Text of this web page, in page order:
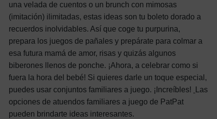
una velada de cuentos o un brunch con mimosas
(imitación) ilimitadas, estas ideas son tu boleto dorado a
recuerdos inolvidables. Así que coge tu purpurina,
prepara los juegos de pañales y prepárate para colmar a
esa futura mamá de amor, risas y quizás algunos
biberones llenos de ponche. ¡Ahora, a celebrar como si
fuera la hora del bebé! Si quieres darle un toque especial,
puedes usar conjuntos familiares a juego. ¡Increíbles!
Las
opciones de atuendos familiares a juego de PatPat
pueden brindarte ideas interesantes.